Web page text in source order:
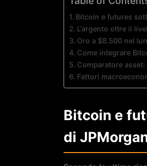
Bitcoin e futures
L’argento oltre il
Oro a $8.500 nel
Come integrare
Comparatore
Fattori
Bitcoin e
di